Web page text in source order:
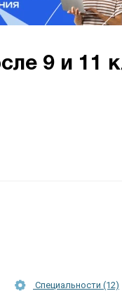
9 и 11
Специальности (12)